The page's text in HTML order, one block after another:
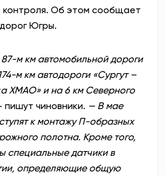
контроля. Об этом сообщает
Югры.
м км автомобильной дороги
м км автодороги «Сургут –
ХМАО» и на 6 км Северного
пишут чиновники. — В мае
к монтажу П-образных
полотна. Кроме того,
специальные датчики в
определяющие общую